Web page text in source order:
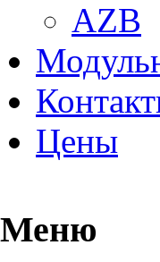
AZB
Цены
Меню